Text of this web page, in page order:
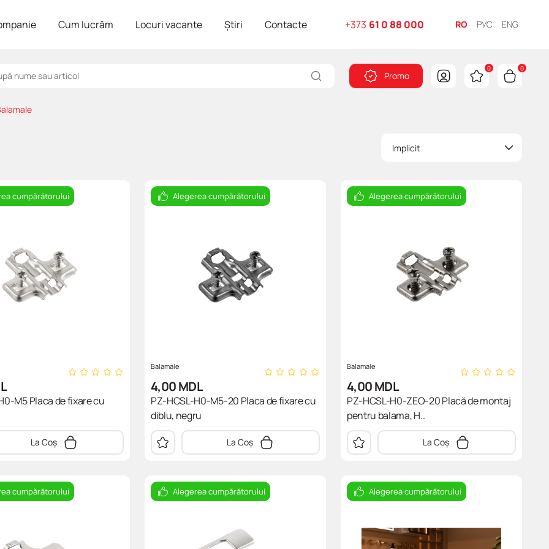
Cum lucrăm Locuri vacante Știri Contacte +373 61 0 88 000 RO РУС ENG
Promo
0 0
Implicit
cumpărătorului
M5 Placa de fixare cu
La Coș
Alegerea cumpărătorului
Balamale
4,00MDL
PZ-HCSL-H0-M5-20 Placa de fixare cu
diblu, negru
La Coș
Alegerea cumpărătorului
Balamale
4,00MDL
PZ-HCSL-H0-ZEO-20 Placă de montaj
pentru balama, H..
La Coș
cumpărătorului Alegerea cumpărătorului Alegerea cumpărătorului